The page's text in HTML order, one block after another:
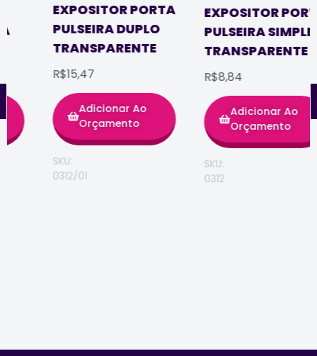
EXPOSITOR PORTA
PULSEIRA DUPLO
TRANSPARENTE
R$15,47
Adicionar Ao
Orçamento
0312/01
EXPOSITOR PORTA
PULSEIRA SIMPLES
TRANSPARENTE
R$8,84
Adicionar Ao
Orçamento